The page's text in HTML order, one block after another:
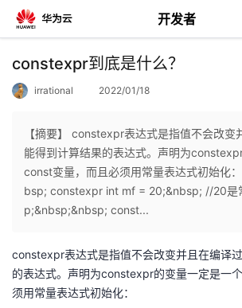
开发者
返
个
主
的
constexpr到底是什么？
irrational 2022/01/18
【摘要】 constexpr表达式是指值不会改变
能得到计算结果的表达式。声明为
const变量，而且必须用常量表达式初始化
bsp; constexpr int mf = 20;&nbsp; //20是
p;&nbsp;&nbsp; const...
constexpr表达式是指值不会改变并且在编译
的表达式。声明为constexpr的变量一定是一
须用常量表达式初始化：